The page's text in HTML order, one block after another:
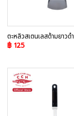
ตะหลิวสเตนเลสด้ามยาวดำ
฿125